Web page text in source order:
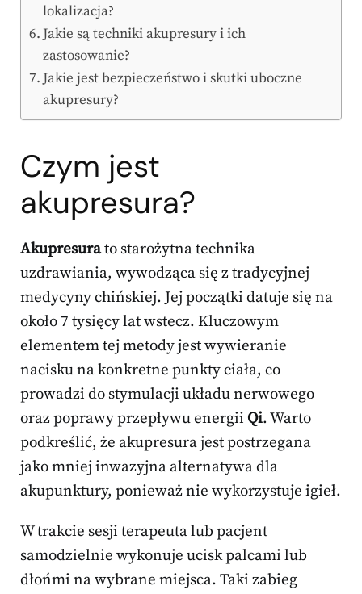
lokalizacja?
Jakie są techniki akupresury i ich
zastosowanie?
Jakie jest bezpieczeństwo i skutki uboczne
akupresury?
Czym jest
akupresura?
Akupresurato starożytna technika
uzdrawiania, wywodząca się z tradycyjnej
medycyny chińskiej. Jej początki datuje się na
około 7 tysięcy lat wstecz. Kluczowym
elementem tej metody jest wywieranie
nacisku na konkretne punkty ciała, co
prowadzi do stymulacji układu nerwowego
oraz poprawy przepływu energii Qi. Warto
podkreślić, że akupresura jest postrzegana
jako mniej inwazyjna alternatywa dla
akupunktury, ponieważ nie wykorzystuje igieł.
W trakcie sesji terapeuta lub pacjent
samodzielnie wykonuje ucisk palcami lub
dłońmi na wybrane miejsca. Taki zabieg